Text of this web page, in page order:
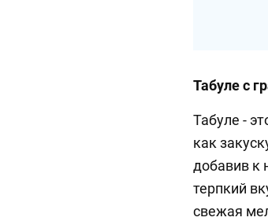
Табуле с
Табуле -
как
добавив к
терпкий
свежая